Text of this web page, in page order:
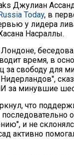
Джулиан
Today, в
у лидера
Насраллы.
время, в
за свободу для
за минувшие
что
и не
активно